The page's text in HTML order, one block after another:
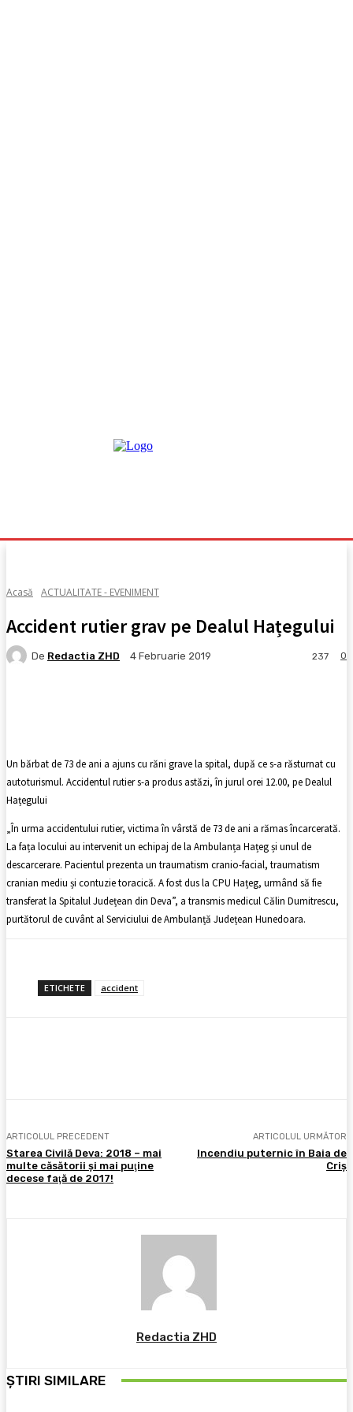
Acasă ACTUALITATE - EVENIMENT
Accident rutier grav pe Dealul Hațegului
De Redactia ZHD 4 Februarie 2019 0
237
Un bărbat de 73 de ani a ajuns cu răni grave la spital, după ce s-a răsturnat cu
autoturismul. Accidentul rutier s-a produs astăzi, în jurul orei 12.00, pe Dealul
Hațegului
„În urma accidentului rutier, victima în vârstă de 73 de ani a rămas încarcerată.
La fața locului au intervenit un echipaj de la Ambulanța Hațeg și unul de
descarcerare. Pacientul prezenta un traumatism cranio-facial, traumatism
cranian mediu și contuzie toracică. A fost dus la CPU Hațeg, urmând să fie
transferat la Spitalul Județean din Deva”, a transmis medicul Călin Dumitrescu,
purtătorul de cuvânt al Serviciului de Ambulanță Județean Hunedoara.
ETICHETE accident
ARTICOLUL PRECEDENT
Starea Civilă Deva: 2018 – mai
multe căsătorii şi mai puţine
decese faţă de 2017!
ARTICOLUL URMĂTOR
Incendiu puternic în Baia de
Criș
Redactia ZHD
ȘTIRI SIMILARE